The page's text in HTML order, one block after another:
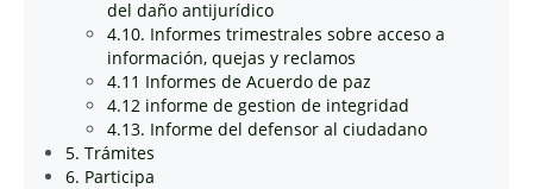
del daño antijurídico
4.10. Informes trimestrales sobre acceso a
información, quejas y reclamos
4.11 Informes de Acuerdo de paz
4.12 informe de gestion de integridad
4.13. Informe del defensor al ciudadano
5. Trámites
6. Participa